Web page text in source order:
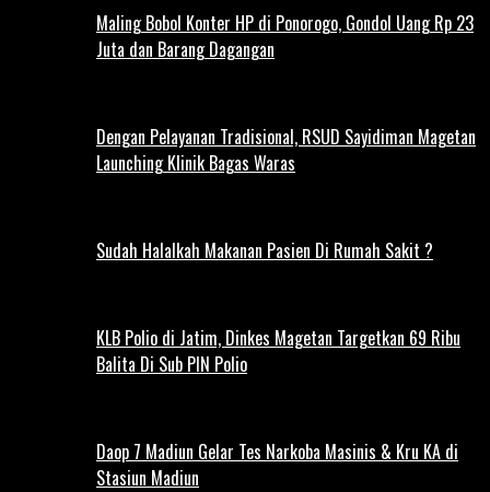
Maling Bobol Konter HP di Ponorogo, Gondol Uang Rp 23
Juta dan Barang Dagangan
Dengan Pelayanan Tradisional, RSUD Sayidiman Magetan
Launching Klinik Bagas Waras
Sudah Halalkah Makanan Pasien Di Rumah Sakit ?
KLB Polio di Jatim, Dinkes Magetan Targetkan 69 Ribu
Balita Di Sub PIN Polio
Daop 7 Madiun Gelar Tes Narkoba Masinis & Kru KA di
Stasiun Madiun